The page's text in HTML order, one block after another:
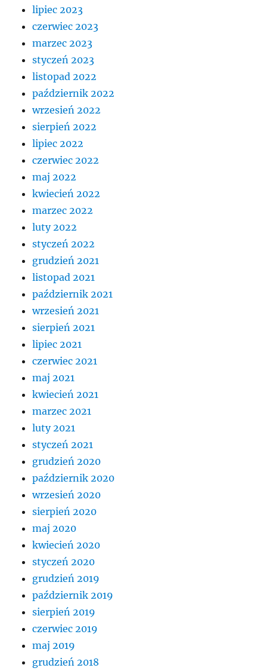
lipiec 2023
czerwiec 2023
marzec 2023
styczeń 2023
listopad 2022
październik 2022
wrzesień 2022
sierpień 2022
lipiec 2022
czerwiec 2022
maj 2022
kwiecień 2022
marzec 2022
luty 2022
styczeń 2022
grudzień 2021
listopad 2021
październik 2021
wrzesień 2021
sierpień 2021
lipiec 2021
czerwiec 2021
maj 2021
kwiecień 2021
marzec 2021
luty 2021
styczeń 2021
grudzień 2020
październik 2020
wrzesień 2020
sierpień 2020
maj 2020
kwiecień 2020
styczeń 2020
grudzień 2019
październik 2019
sierpień 2019
czerwiec 2019
maj 2019
grudzień 2018